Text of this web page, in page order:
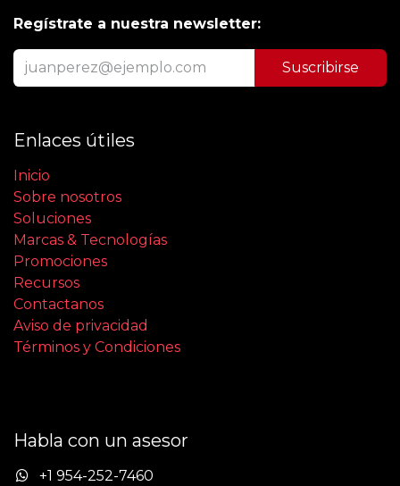
Regístrate a nuestra newsletter:
Suscribirse
Enlaces útiles
Inicio
Sobre nosotros
Soluciones
Marcas & Tecnologías
Promociones
Recursos
Contactanos
Aviso de privacidad
Términos y Condiciones
Habla con un asesor
+1 954-252-7460